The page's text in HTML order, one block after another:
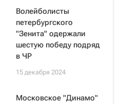
Волейболисты
петербургского
"Зенита" одержали
шестую победу подряд
в ЧР
15 декабря 2024
Московское "Динамо"